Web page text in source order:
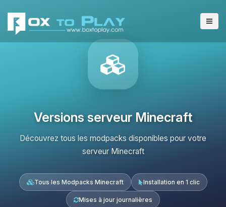
Versions serveur Minecraft
Découvrez tous les modpacks disponibles pour votre
serveur Minecraft
Tous les Modpacks Minecraft Installation en 1 clic
Mises à jour journalières